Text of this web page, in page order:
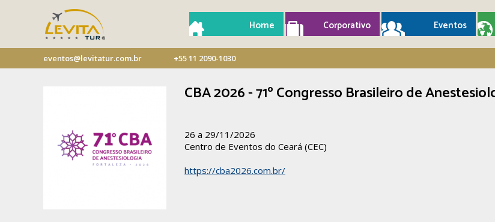
Home Corporativo Eventos
eventos@levitatur.com.br +55 11 2090-1030
CBA 2026 - 71º Congresso Brasileiro de
26 a 29/11/2026
Centro de Eventos do Ceará (CEC)
https://cba2026.com.br/